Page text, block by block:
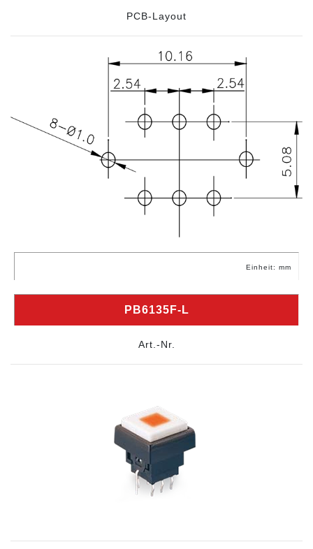
PCB-Layout
Einheit: mm
PB6135F-L
Art.-Nr.